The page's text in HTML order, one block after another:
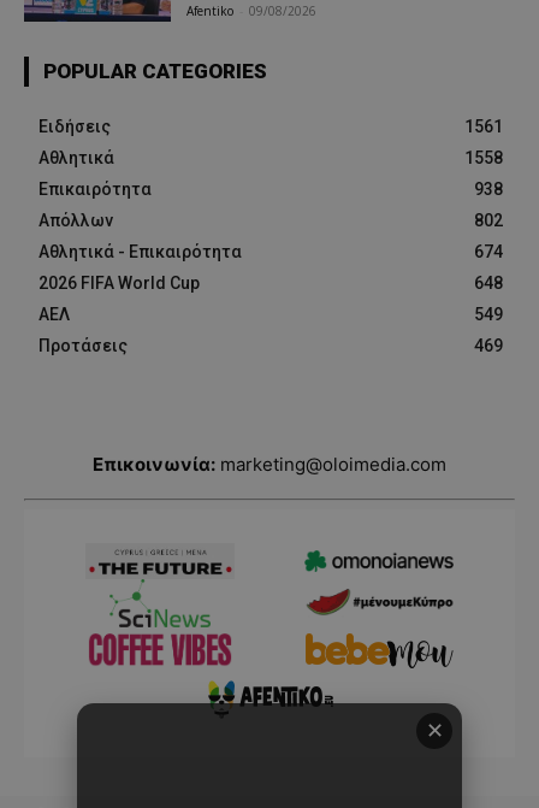
Afentiko 09/08/2026
POPULAR CATEGORIES
Ειδήσεις
1561
Αθλητικά
1558
Επικαιρότητα
938
Απόλλων
802
Αθλητικά - Επικαιρότητα
674
2026 FIFA World Cup
648
ΑΕΛ
549
Προτάσεις
469
Επικοινωνία: marketing@oloimedia.com
✕